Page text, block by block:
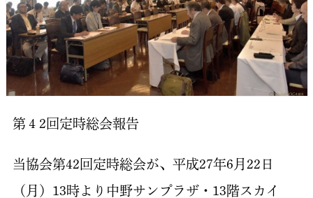
第４2回定時総会報告
当協会第42回定時総会が、平成27年6月22日
（月）13時より中野サンプラザ・13階スカイ